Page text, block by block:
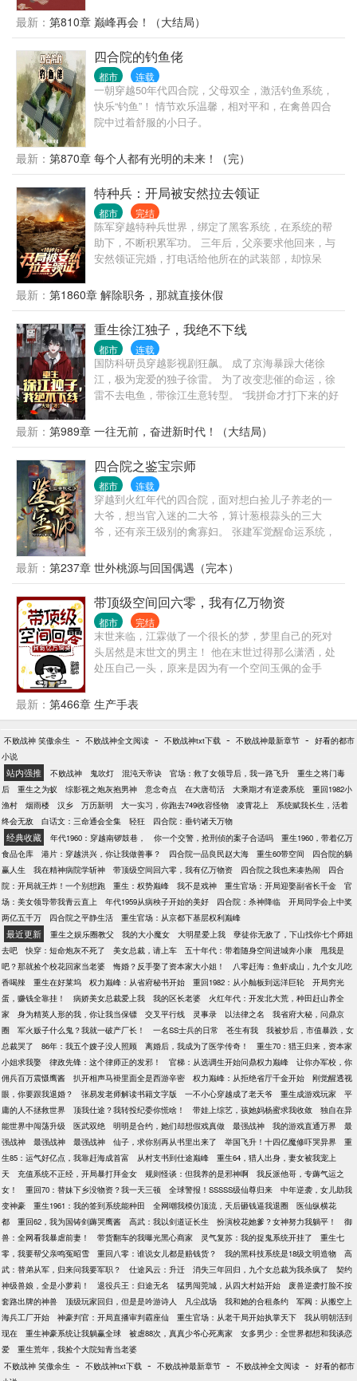
最新： 第810章 巅峰再会！（大结局）
四合院的钓鱼佬
都市 连载
一朝穿越50年代四合院，父母双全，激活钓鱼系统，
快乐“钓鱼”！ 情节欢乐温馨，相对平和，在禽兽四合
院中过着舒服的小日子。
最新： 第870章 每个人都有光明的未来！（完）
特种兵：开局被安然拉去领证
都市 完结
陈军穿越特种兵世界，绑定了黑客系统，在系统的帮
助下，不断积累军功。 三年后，父亲要求他回来，与
安然领证完婚，打电话给他所在的武装部，却惊呆
最新： 第1860章 解除职务，那就直接休假
重生徐江独子，我绝不下线
都市 连载
国防科研员穿越影视剧狂飙。 成了京海暴躁大佬徐
江，极为宠爱的独子徐雷。 为了改变悲催的命运，徐
雷不去电鱼，带徐江生意转型。 “我拼命才打下来的好
子，为什么要让白金瀚的美女们，去唱歌拍电影？一
首歌卖彩铃真能赚上亿？” “高启盛卖小灵通都赚翻
了，为什么你投资研制的手机电脑还没动静？光刻机
又是什么东西？” “搞火箭、放卫星、造飞机，高超音
速导弹，察打一体无人机……你到底还有多少高科技
武器瞒着我？” …… 穿越而来的徐雷立志成为科技大
佬，带着徐江一路狂飙……
最新： 第989章 一往无前，奋进新时代！（大结局）
四合院之鉴宝宗师
都市 连载
穿越到火红年代的四合院，面对想白捡儿子养老的一
大爷，想当官入迷的二大爷，算计葱根蒜头的三大
爷，还有亲王级别的禽寡妇。 张建军觉醒命运系统，
吃不饱？ 琉璃厂捡个漏，天天涮羊肉！ 气死那帮恶
人！
最新： 第237章 世外桃源与回国偶遇（完本）
带顶级空间回六零，我有亿万物资
都市 完结
末世来临，江霖做了一个很长的梦，梦里自己的死对
头居然是末世文的男主！ 他在末世过得那么潇洒，处
处压自己一头，原来是因为有一个空间玉佩的金手
的金手指空间。 绑定空间后，他竟然被商场的货架给
砸死了！？难道配角就注定不能有主角的金手指嘛？
小女儿，还有怀着身孕的媳妇儿，江霖很是懵逼！ 刚
婚人士？ 还好空间还在，他囤了不少物资，商场也被
他收进了空间里！ “江霖，对不起我没能借到粮
食……”媳妇儿哭的梨花带雨，今天可能又要饿肚子
了。 “爹爹，我好饿……”呆萌的女儿也红了眼睛，可
怜巴巴地看着他。 “没事，媳妇儿！我有粮食！”江霖
顿时担起了养家重担！他走到屋外打开地窖，放了几
百斤粮食和众多物资。 看着媳妇儿跟女儿吃上饭后，
崇拜的眼神！江霖有了努力的方向！ 他一定要多赚
钱！在这个年代实现暴富，走向人生巅峰！买爆四合
院！！！
最新： 第466章 生产手表
不败战神 笑傲余生 - 不败战神全文阅读 - 不败战神txt下载 - 不败战神最新章节 - 好看的都市
小说
站内强推 不败战神 鬼吹灯 混沌天帝诀 官场：救了女领导后，我一路飞升
重生之将门毒
后
重生之为蚁 综影视之炮灰抱男神 意念奇点 在大唐苟活 大乘期才有逆袭系统
重回1982小
渔村
烟雨楼 汉乡 万历新明 大一实习，你跑去749收容怪物 凌霄花上
系统赋我长生，活着
终会无敌
白话文：三命通会全集 轻狂 四合院：垂钓诸天万物
经典收藏 年代1960：穿越南锣鼓巷， 你一个交警，抢刑侦的案子合适吗
重生1960，带着亿万
食品仓库
港片：穿越洪兴，你让我做善事？ 四合院一品良民赵大海 重生60带空间
四合院的躺
赢人生
我在精神病院学斩神 带顶级空间回六零，我有亿万物资 四合院之我也来凑热闹
四合
院：开局就王炸！一个别想跑
重生：权势巅峰 我不是戏神 重生官场：开局迎娶副省长千金
官
场：美女领导带我青云直上
年代1959从病秧子开始的美好 四合院：杀神降临
开局同学会上中奖
两亿五千万
四合院之平静生活 重生官场：从京都下基层权利巅峰
最近更新 重生之娱乐圈教父 我的大小魔女 大明星爱上我
孽徒你无敌了，下山找你七个师姐
去吧
快穿：短命炮灰不死了 美女总裁，请上车 五十年代：带着随身空间进城奔小康
甩我是
吧？那就捡个校花回家当老婆
悔婚？反手娶了资本家大小姐！
八零赶海：鱼虾成山，九个女儿吃
香喝辣
重生在好莱坞 权力巅峰：从省府秘书开始 重回1982：从小舢板到远洋巨轮
开局穷光
蛋，赚钱全靠挂！
病娇美女总裁爱上我 我的区长老婆
火红年代：开发北大荒，种田赶山养全
家
身为精英人形的我，你让我当保镖 交叉平行线 灵事录 以法律之名
我省府大秘，问鼎京
圈
军火贩子什么鬼？我就一破产厂长！ 一名SS士兵的日常 苍生有我
我被炒后，市值暴跌，女
总裁哭了
86年：我五个嫂子没人照顾 离婚后，我成为了医学传奇！
重生70：猎王归来，资本家
小姐求我娶
律政先锋：这个律师正的发邪！ 官梯：从选调生开始问鼎权力巅峰
让你办军校，你
佣兵百万震慑鹰酱
扒开相声马褂里面全是西游辛密 权力巅峰：从拒绝省厅千金开始
刚觉醒透视
眼，你要跟我退婚？
张易发老师解读书籍文字版 一不小心穿越成了老天爷 重生成游戏玩家
平
庸的人不拯救世界
顶我仕途？我转投纪委你慌啥！ 带娃上综艺，孩她妈杨蜜求我收敛
独自在异
能世界中闯荡升级
医武双绝 明明是合约，她们却想假戏真做 最强战神 我的游戏直通万界
最
强战神
最强战神 最强战神 仙子，求你别再从书里出来了 举国飞升！十四亿魔修吓哭异界
重
生85：运气好亿点，我靠赶海成首富
从村支书到仕途巅峰
重生64，猎人出身，妻女被我宠上
天
充值系统不正经，开局暴打拜金女 规则怪谈：但我养的是邪神啊
我反派他哥，专薅气运之
女！
重回70：替妹下乡没物资？我一天三顿 全球警报！SSSSS级仙尊归来
中年逆袭，女儿助我
变神豪
重生1961：我的签到系统能种田 全网嘲我模仿顶流，天后砸钱逼我退圈
医仙纵横花
都
重回62，我为国铸剑薅哭鹰酱 高武：我以剑道证长生 扮演校花她爹？女神努力我躺平！
御
兽：全网看我暴虐前妻！
带货翻车的我曝光黑心商家 灵气复苏：我的捉鬼系统开挂了
重生七
零，我要帮父亲鸣冤昭雪
重回八零：谁说女儿都是赔钱货？ 我的黑科技系统是18级文明造物
高
武：替弟从军，归来问我要军职？
仕途风云：升迁 消失三年回归，九个女总裁为我杀疯了
契约
神级兽娘，全是小萝莉！
退役兵王：归途无名 猛男闯莞城，从四大村姑开始
废兽逆袭打脸不按
套路出牌的神兽
顶级玩家回归，但是是吟游诗人 凡尘战场 我和她的合租条约
军阀：从搬空上
海兵工厂开始
神豪判官：开局直播审判霸座仙 重生官场：从老干局开始执掌天下
我从明朝活到
现在
重生神豪系统让我躺赢全球 被虐88次，真真少爷心死离家
女多男少：全世界都想和我谈恋
爱
重生荒年，我捡个大院知青当老婆
不败战神 笑傲余生 - 不败战神txt下载 - 不败战神最新章节 - 不败战神全文阅读 - 好看的都市